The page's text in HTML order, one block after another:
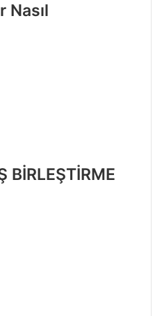
Nasıl
BİRLEŞTİRME